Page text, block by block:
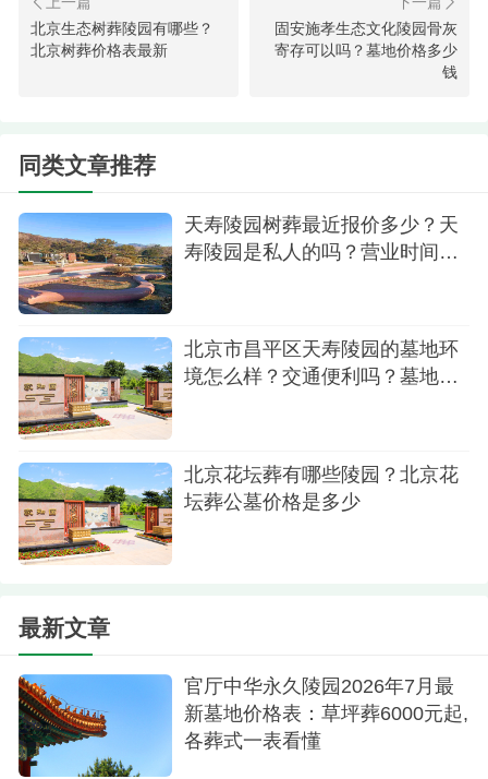
位置：海淀区温泉村
价格：53800元起
人士。
4.保定永安公墓
位置：河北保定望都县
价格：6800元起
优势：距离北京较近，价格亲民，同样提供高
品质服务。
5.八达岭陵园
位置：延庆区
价格：9800元起
特色：紧邻著名景点八达岭长城，自然风光优
其他还有长城华人怀思堂（7800元）、外侨公
墓（46000元起）、福田公墓（59700元起）
这些墓地，如同守护生命的绿洲，静静地伫立
在北京及周边的大地上。它们以壁葬的方式，将逝
北京生态树葬陵园有哪些？
北京树葬价格表最新
固安施孝生态文化陵园骨灰
寄存可以吗？墓地价格多少
钱
同类文章推荐
天寿陵园树葬最近报价多少？天
寿陵园是私人的吗？营业时间多
北京市昌平区天寿陵园的墓地环
境怎么样？交通便利吗？墓地价
北京花坛葬有哪些陵园？北京花
坛葬公墓价格是多少
最新文章
官厅中华永久陵园2026年7月最
新墓地价格表：草坪葬6000元起,
各葬式一表看懂